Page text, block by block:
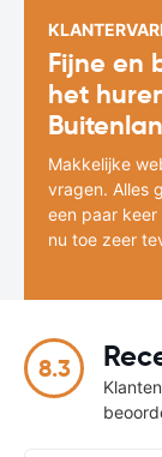
Fijne en
het
Makkelijke
vragen. Alles
een paar
nu toe zeer
8.3